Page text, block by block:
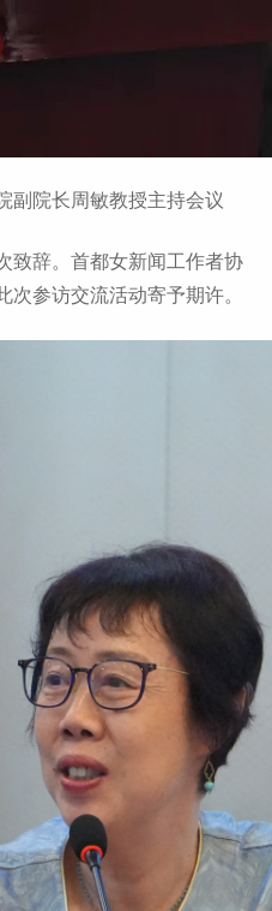
副院长周敏教授主持会议
致辞。首都女新闻工作者协
参访交流活动寄予期许。